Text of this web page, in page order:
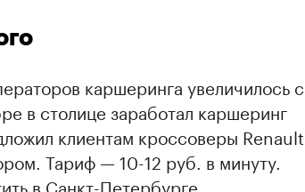
каршеринга увеличилось с
в столице заработал каршеринг
клиентам кроссоверы Renault
Тариф — 10-12 руб. в минуту.
в Санкт-Петербурге.